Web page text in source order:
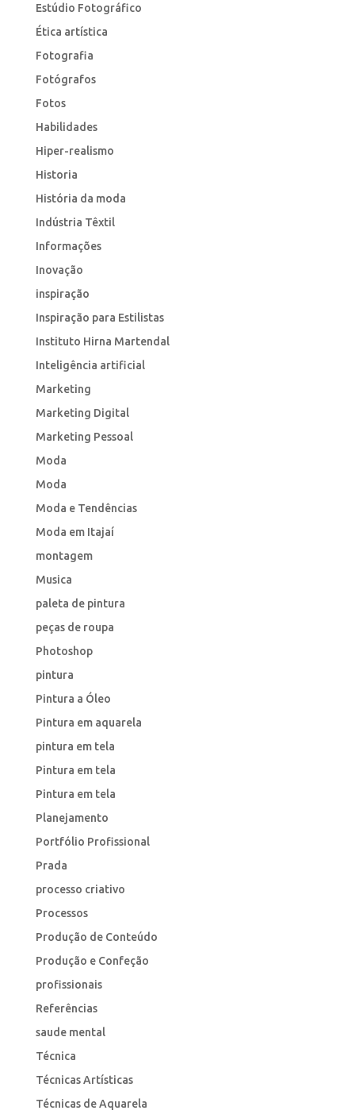
Estúdio Fotográfico
Ética artística
Fotografia
Fotógrafos
Fotos
Habilidades
Hiper-realismo
Historia
História da moda
Indústria Têxtil
Informações
Inovação
inspiração
Inspiração para Estilistas
Instituto Hirna Martendal
Inteligência artificial
Marketing
Marketing Digital
Marketing Pessoal
Moda
Moda
Moda e Tendências
Moda em Itajaí
montagem
Musica
paleta de pintura
peças de roupa
Photoshop
pintura
Pintura a Óleo
Pintura em aquarela
pintura em tela
Pintura em tela
Pintura em tela
Planejamento
Portfólio Profissional
Prada
processo criativo
Processos
Produção de Conteúdo
Produção e Confeção
profissionais
Referências
saude mental
Técnica
Técnicas Artísticas
Técnicas de Aquarela